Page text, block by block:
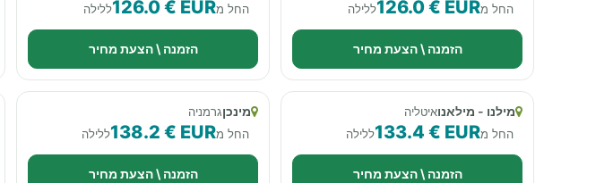
החל מ126.0 € EURללילה
הזמנה \ הצעת מחיר
החל מ126.0 € EURללילה
הזמנה \ הצעת מחיר
מילנו - מילאנואיטליה
החל מ133.4 € EURללילה
הזמנה \ הצעת מחיר
מינכןגרמניה
החל מ138.2 € EURללילה
הזמנה \ הצעת מחיר